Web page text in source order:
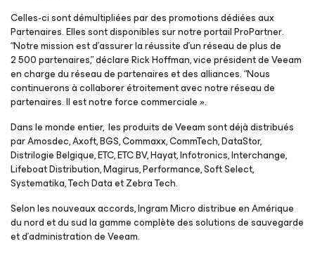
Celles-ci sont démultipliées par des promotions dédiées aux
Partenaires. Elles sont disponibles sur notre portailProPartner.
“Notre mission est d’assurer la réussite d’un réseau de plus de
2 500 partenaires,” déclare Rick Hoffman, vice président de Veeam
en charge du réseau de partenaires et des alliances. “Nous
continuerons à collaborer étroitement avec notre réseau de
partenaires. Il est notre force commerciale ».
Dans le monde entier, les produits de Veeam sont déjà distribués
par Amosdec, Axoft, BGS, Commaxx, CommTech, DataStor,
Distrilogie Belgique, ETC, ETC BV, Hayat, Infotronics, Interchange,
Lifeboat Distribution, Magirus, Performance, Soft Select,
Systematika, Tech Data et Zebra Tech.
Selon les nouveaux accords, Ingram Micro distribue en Amérique
du nord et du sud la gamme complète des solutions de sauvegarde
et d’administration de Veeam.